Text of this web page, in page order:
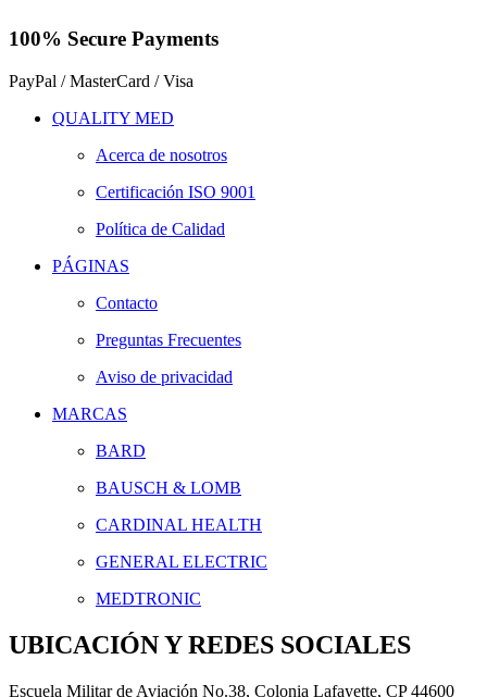
100% Secure Payments
PayPal / MasterCard / Visa
QUALITY MED
Acerca de nosotros
Certificación ISO 9001
Política de Calidad
PÁGINAS
Contacto
Preguntas Frecuentes
Aviso de privacidad
MARCAS
BARD
BAUSCH & LOMB
CARDINAL HEALTH
GENERAL ELECTRIC
MEDTRONIC
UBICACIÓN Y REDES SOCIALES
Escuela Militar de Aviación No.38, Colonia Lafayette, CP 44600